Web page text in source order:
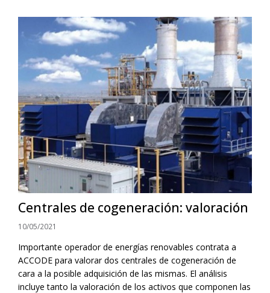
Centrales de cogeneración: valoración
10/05/2021
Importante operador de energías renovables contrata a
ACCODE para valorar dos centrales de cogeneración de
cara a la posible adquisición de las mismas. El análisis
incluye tanto la valoración de los activos que componen las